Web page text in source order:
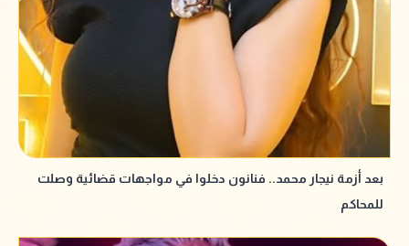
بعد أزمة نيجار محمد.. فنانون دخلوا في مواجهات قضائية وصلت
للمحاكم